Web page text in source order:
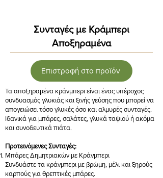
Συνταγές με Κράμπερι
Αποξηραμένα
Επιστροφή στο προϊόν
Τα αποξηραμένα κράνμπερι είναι ένας υπέροχος
συνδυασμός γλυκιάς και ξινής γεύσης που μπορεί να
απογειώσει τόσο γλυκές όσο και αλμυρές συνταγές.
Ιδανικά για μπάρες, σαλάτες, γλυκά ταψιού ή ακόμα
και συνοδευτικά πιάτα.
Προτεινόμενες Συνταγές:
Μπάρες Δημητριακών με Κράνμπερι
Συνδυάστε τα κράνμπερι με βρώμη, μέλι και ξηρούς
καρπούς για θρεπτικές μπάρες.